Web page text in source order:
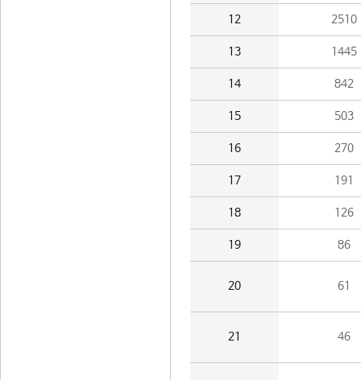
12 2510
13 1445
14 842
15 503
16 270
17 191
18 126
19 86
20 61
21 46